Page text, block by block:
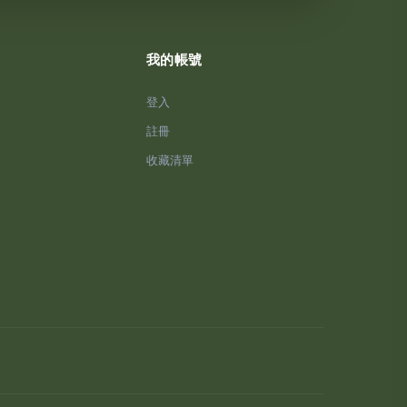
我的帳號
登入
註冊
收藏清單